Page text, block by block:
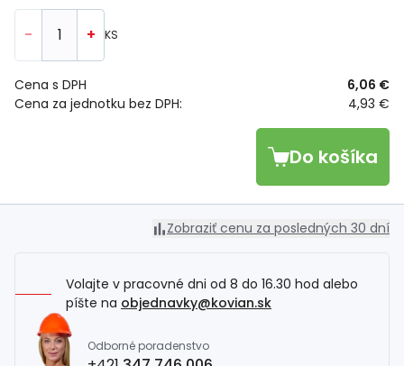
- + KS
Cena za jednotku bez DPH: 4,93 €
Cena s DPH 6,06 €
Do košíka
Zobraziť cenu za posledných 30 dní
Volajte v pracovné dni od 8 do 16.30 hod alebo
píšte na objednavky@kovian.sk
Odborné poradenstvo